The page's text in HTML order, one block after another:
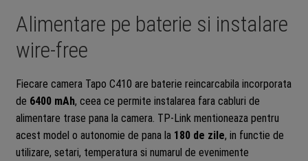
Alimentare pe baterie si instalare
wire-free
Fiecare camera Tapo C410 are baterie reincarcabila incorporata
de 6400 mAh, ceea ce permite instalarea fara cabluri de
alimentare trase pana la camera. TP-Link mentioneaza pentru
acest model o autonomie de pana la 180 de zile, in functie de
utilizare, setari, temperatura si numarul de evenimente